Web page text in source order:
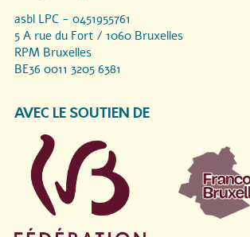
asbl LPC - 0451955761
5 A rue du Fort / 1060 Bruxelles
RPM Bruxelles
BE36 0011 3205 6381
AVEC LE SOUTIEN DE